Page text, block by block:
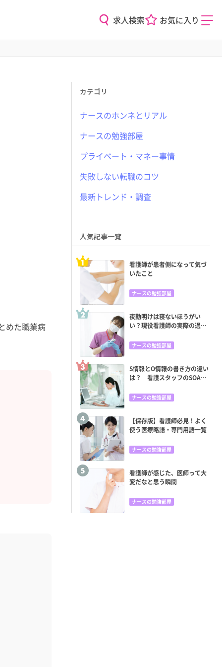
求人検索 お気に入り
めた職業病
カテゴリ
ナースのホンネとリアル
ナースの勉強部屋
プライベート・マネー事情
失敗しない転職のコツ
最新トレンド・調査
人気記事一覧
看護師が患者側になって気づ
いたこと
ナースの勉強部屋
夜勤明けは寝ないほうがい
い？現役看護師の実際の過ご
ナースの勉強部屋
S情報とO情報の書き方の違い
は？ 看護スタッフのSOAP
ナースの勉強部屋
【保存版】看護師必見！よく
使う医療略語・専門用語一覧
ナースの勉強部屋
看護師が感じた、医師って大
変だなと思う瞬間
ナースの勉強部屋